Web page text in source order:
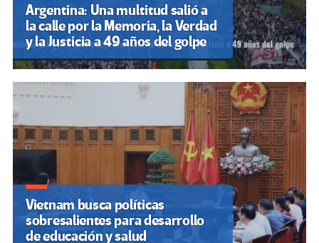
Argentina: Una multitud salió a
la calle por la Memoria, la Verdad
y la Justicia a 49 años del golpe
Vietnam busca políticas
sobresalientes para desarrollo
de educación y salud